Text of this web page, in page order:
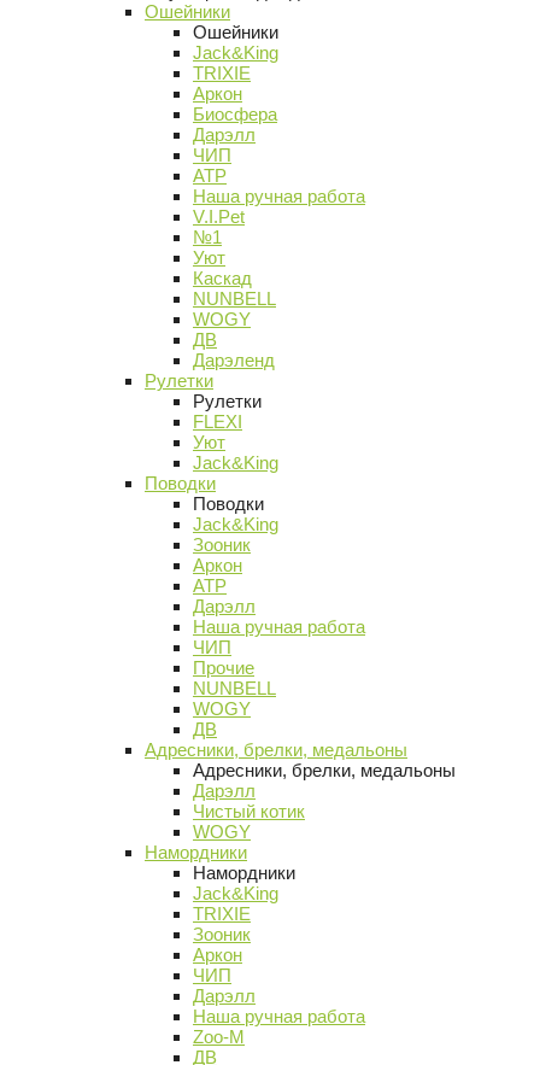
Ошейники
Ошейники
Jack&King
TRIXIE
Аркон
Биосфера
Дарэлл
ЧИП
АТР
Наша ручная работа
V.I.Pet
№1
Уют
Каскад
NUNBELL
WOGY
ДВ
Дарэленд
Рулетки
Рулетки
FLEXI
Уют
Jack&King
Поводки
Поводки
Jack&King
Зооник
Аркон
АТР
Дарэлл
Наша ручная работа
ЧИП
Прочие
NUNBELL
WOGY
ДВ
Адресники, брелки, медальоны
Адресники, брелки, медальоны
Дарэлл
Чистый котик
WOGY
Намордники
Намордники
Jack&King
TRIXIE
Зооник
Аркон
ЧИП
Дарэлл
Наша ручная работа
Zoo-M
ДВ